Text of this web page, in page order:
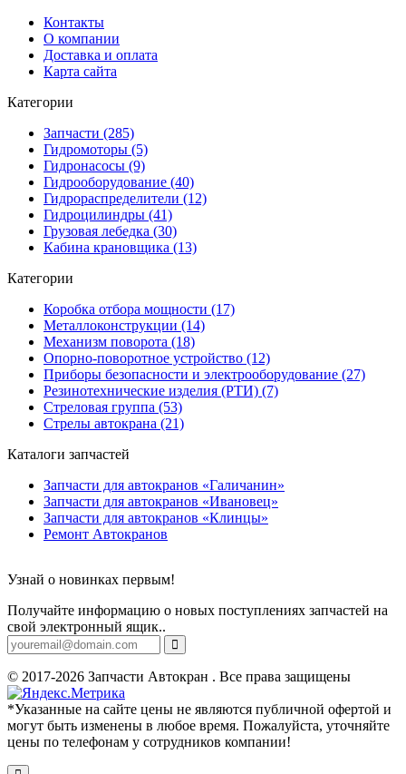
Контакты
О компании
Доставка и оплата
Карта сайта
Категории
Запчасти (285)
Гидромоторы (5)
Гидронасосы (9)
Гидрооборудование (40)
Гидрораспределители (12)
Гидроцилиндры (41)
Грузовая лебедка (30)
Кабина крановщика (13)
Категории
Коробка отбора мощности (17)
Металлоконструкции (14)
Механизм поворота (18)
Опорно-поворотное устройство (12)
Приборы безопасности и электрооборудование (27)
Резинотехнические изделия (РТИ) (7)
Стреловая группа (53)
Стрелы автокрана (21)
Каталоги запчастей
Запчасти для автокранов «Галичанин»
Запчасти для автокранов «Ивановец»
Запчасти для автокранов «Клинцы»
Ремонт Автокранов
Узнай о новинках первым!
Получайте информацию о новых поступлениях запчастей на
свой электронный ящик..
© 2017-2026 Запчасти Автокран . Все права защищены
*Указанные на сайте цены не являются публичной офертой и
могут быть изменены в любое время. Пожалуйста, уточняйте
цены по телефонам у сотрудников компании!